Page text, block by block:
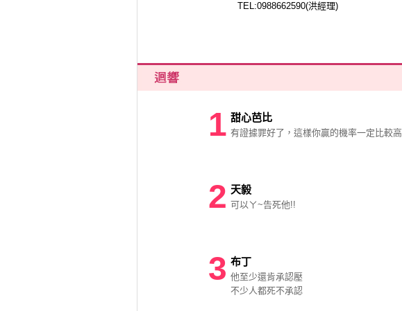
TEL:0988662590(洪經理)
1 甜心芭比
有證據罪好了，這樣你贏的機率一定比較高
2 天毅
可以ㄚ~告死他!!
3 布丁
他至少還肯承認壓
不少人都死不承認